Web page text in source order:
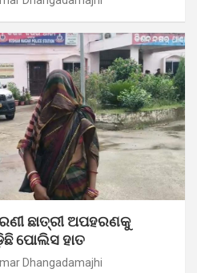
ଛାତ୍ରୀ ଅପହରଣକୁ
ପୋଲିସ ହାତ
Dhangadamajhi